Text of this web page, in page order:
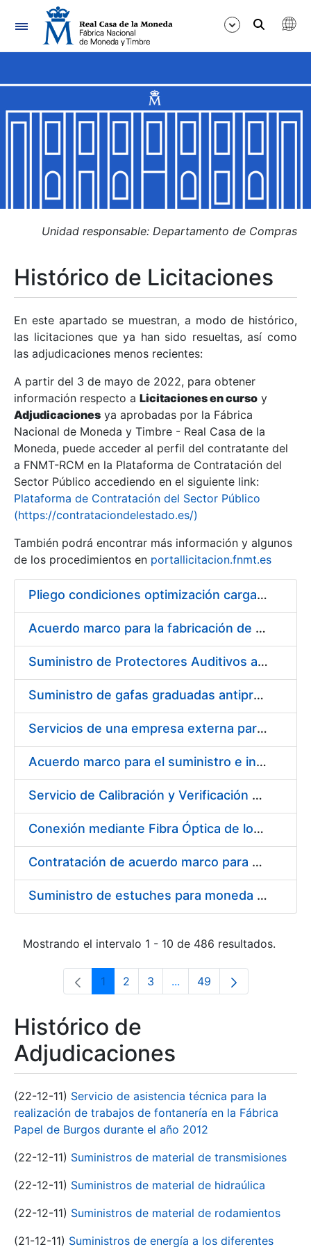
Navegación
Mostrar/Ocultar
Mostrar/Ocultar
Mostrar/Ocultar
Mostrar/Ocultar
Mostrar/Ocultar
Mostrar/Ocultar
Unidad responsable: Departamento de Compras
Histórico de Licitaciones
En este apartado se muestran, a modo de histórico,
las licitaciones que ya han sido resueltas, así como
las adjudicaciones menos recientes:
A partir del 3 de mayo de 2022, para obtener
información respecto a Licitaciones en curso y
Adjudicaciones ya aprobadas por la Fábrica
Nacional de Moneda y Timbre - Real Casa de la
Moneda, puede acceder al perfil del contratante del
a FNMT-RCM en la Plataforma de Contratación del
Sector Público accediendo en el siguiente link:
Plataforma de Contratación del Sector Público
(https://contrataciondelestado.es/)
También podrá encontrar más información y algunos
de los procedimientos en portallicitacion.fnmt.es
Pliego condiciones optimización cargas compras firmado
Acuerdo marco para la fabricación de piezas
Suministro de Protectores Auditivos a medida para las personas trabajadoras de los Centros de Trabajo de Madrid y Burgos
Suministro de gafas graduadas antiproyecciones para los trabajadores de la FNMT-RCM en los centros de trabajo de Madrid y Burgos
Servicios de una empresa externa para el asesoramiento y resolución de los recursos de alzada que se presentan relacionados con procesos de selección para la FNMT-RCM
Acuerdo marco para el suministro e instalación de persianas, estores y otros complementos
Servicio de Calibración y Verificación Externa de los Equipos de Medición del Servicio de Prevención de la FNMT-RCM
Conexión mediante Fibra Óptica de los Centros de Proceso de Datos (CPDs) de las sedes de la FNMT-RCM de Burgos y Madrid
Contratación de acuerdo marco para el Suministro de Material de Electricidad para la Fábrica Nacional de Moneda y Timbre-Real Casa de la Moneda en su centro de trabajo de Burgos
Suministro de estuches para moneda de 30 €
Mostrando el intervalo 1 - 10 de 486 resultados.
Página
1 Página
2 Página
3 ...Páginas intermedias Use
Página
49
Histórico de
Adjudicaciones
(22-12-11) Servicio de asistencia técnica para la
realización de trabajos de fontanería en la Fábrica
Papel de Burgos durante el año 2012
(22-12-11) Suministros de material de transmisiones
(22-12-11) Suministros de material de hidraúlica
(22-12-11) Suministros de material de rodamientos
(21-12-11) Suministros de energía a los diferentes